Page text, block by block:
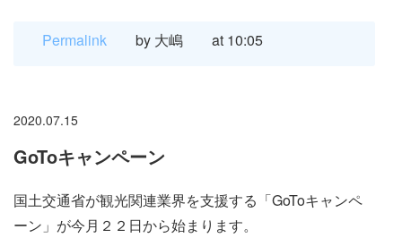
Permalink by 大嶋 at 10:05
2020.07.15
GoToキャンペーン
国土交通省が観光関連業界を支援する「GoToキャンペ
ーン」が今月２２日から始まります。